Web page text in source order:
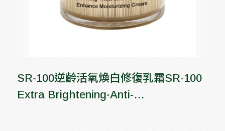
SR-100逆齡活氧煥白修復乳霜SR-100
Extra Brightening·Anti-